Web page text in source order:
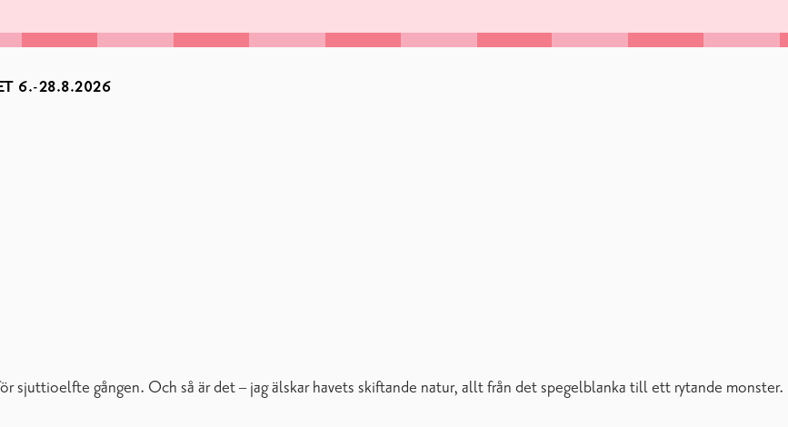
6.-28.8.2026
sjuttioelfte gången. Och så är det – jag älskar havets skiftande natur, allt från det spegelblanka till ett rytande monster.